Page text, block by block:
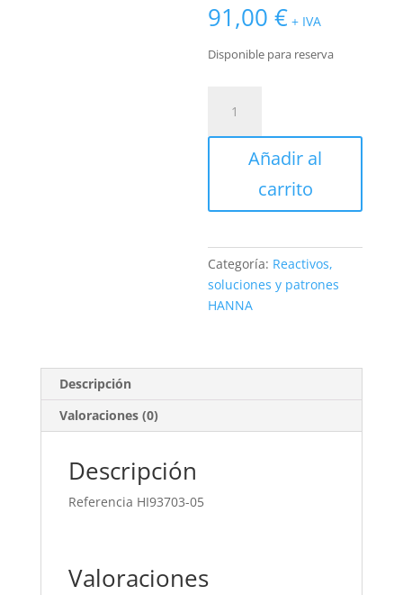
91,00€ + IVA
Disponible para reserva
Turbidez
500
turbidímetro
ml
HI93703-
05
Añadir al
carrito
Categoría: Reactivos,
soluciones y patrones
HANNA
Descripción
Valoraciones (0)
Descripción
Referencia HI93703-05
Valoraciones